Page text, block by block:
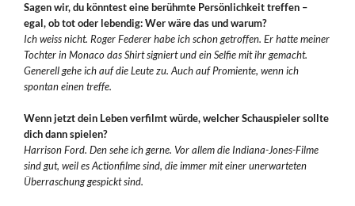
Sagen wir, du könntest eine berühmte Persönlichkeit treffen –
egal, ob tot oder lebendig: Wer wäre das und warum?
Ich weiss nicht. Roger Federer habe ich schon getroffen. Er hatte meiner
Tochter in Monaco das Shirt signiert und ein Selfie mit ihr gemacht.
Generell gehe ich auf die Leute zu. Auch auf Promiente, wenn ich
spontan einen treffe.
Wenn jetzt dein Leben verfilmt würde, welcher Schauspieler sollte
dich dann spielen?
Harrison Ford. Den sehe ich gerne. Vor allem die Indiana-Jones-Filme
sind gut, weil es Actionfilme sind, die immer mit einer unerwarteten
Überraschung gespickt sind.